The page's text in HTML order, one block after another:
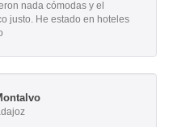
nada cómodas y el
justo. He estado en hoteles